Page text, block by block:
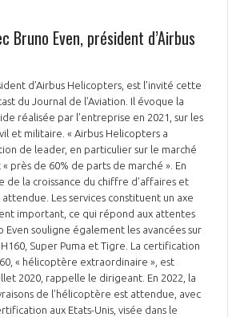
Bruno Even, président d’Airbus
d’Airbus Helicopters, est l’invité cette
du Journal de l’Aviation. Il évoque la
réalisée par l’entreprise en 2021, sur les
et militaire. « Airbus Helicopters a
de leader, en particulier sur le marché
près de 60% de parts de marché ». En
de la croissance du chiffre d’affaires et
attendue. Les services constituent un axe
important, ce qui répond aux attentes
Even souligne également les avancées sur
Super Puma et Tigre. La certification
« hélicoptère extraordinaire », est
2020, rappelle le dirigeant. En 2022, la
de l’hélicoptère est attendue, avec
aux Etats-Unis, visée dans le